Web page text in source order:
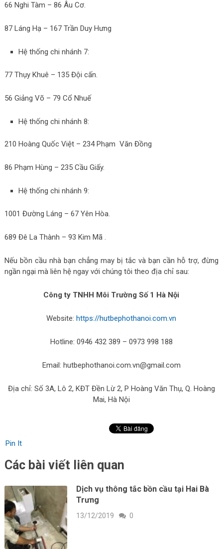
66 Nghi Tàm – 86 Âu Cơ.
87 Láng Hạ – 167 Trần Duy Hưng
Hệ thống chi nhánh 7:
77 Thụy Khuê – 135 Đội cấn.
56 Giảng Võ – 79 Cổ Nhuế
Hệ thống chi nhánh 8:
210 Hoàng Quốc Việt – 234 Phạm Văn Đồng
86 Phạm Hùng – 235 Cầu Giấy.
Hệ thống chi nhánh 9:
1001 Đường Láng – 67 Yên Hòa.
689 Đê La Thành – 93 Kim Mã .
Nếu bồn cầu nhà bạn chẳng may bị tắc và bạn cần hỗ trợ, đừng
ngần ngại mà liên hệ ngay với chúng tôi theo địa chỉ sau:
Công ty TNHH Môi Trường Số 1 Hà Nội
Website:https://hutbephothanoi.com.vn
Hotline: 0946 432 389 – 0973 998 188
Email: hutbephothanoi.com.vn@gmail.com
Địa chỉ: Số 3A, Lô 2, KĐT Đền Lừ 2, P Hoàng Văn Thụ, Q. Hoàng
Mai, Hà Nội
Pin It
Các bài viết liên quan
Dịch vụ thông tắc bồn cầu tại Hai Bà
Trưng
13/12/2019 0